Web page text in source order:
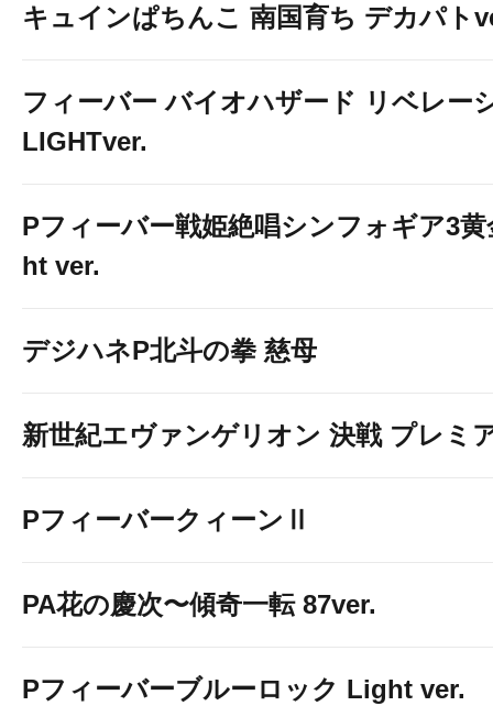
キュインぱちんこ 南国育ち デカパト
フィーバー バイオハザード リベレー
LIGHTver.
Pフィーバー戦姫絶唱シンフォギア3
ht ver.
デジハネP北斗の拳 慈母
新世紀エヴァンゲリオン 決戦 プレミ
PフィーバークィーンⅡ
PA花の慶次〜傾奇一転 87ver.
Pフィーバーブルーロック Light ver.